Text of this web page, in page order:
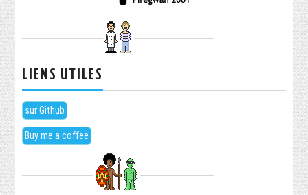
LIENS UTILES
sur Github
Buy me a coffee